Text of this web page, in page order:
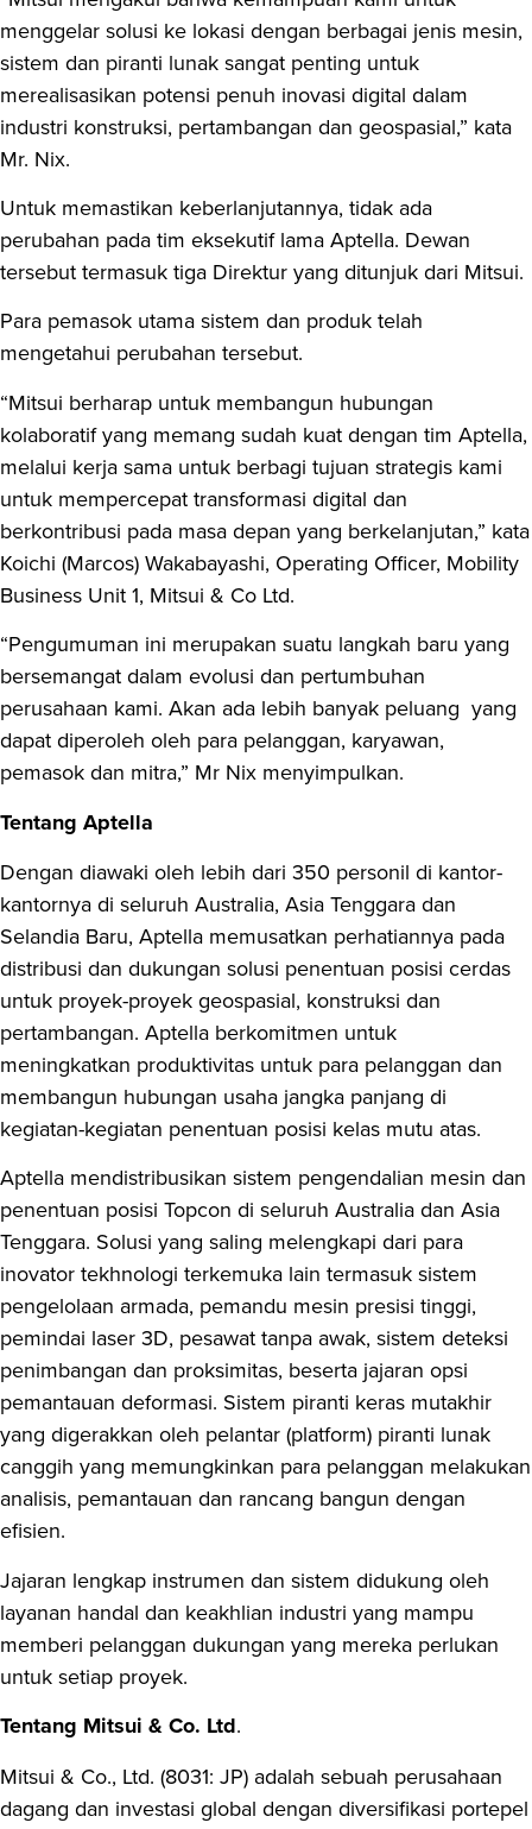
menggelar solusi ke lokasi dengan berbagai jenis mesin,
sistem dan piranti lunak sangat penting untuk
merealisasikan potensi penuh inovasi digital dalam
industri konstruksi, pertambangan dan geospasial,” kata
Mr. Nix.
Untuk memastikan keberlanjutannya, tidak ada
perubahan pada tim eksekutif lama Aptella. Dewan
tersebut termasuk tiga Direktur yang ditunjuk dari Mitsui.
Para pemasok utama sistem dan produk telah
mengetahui perubahan tersebut.
“Mitsui berharap untuk membangun hubungan
kolaboratif yang memang sudah kuat dengan tim Aptella,
melalui kerja sama untuk berbagi tujuan strategis kami
untuk mempercepat transformasi digital dan
berkontribusi pada masa depan yang berkelanjutan,” kata
Koichi (Marcos) Wakabayashi, Operating Officer, Mobility
Business Unit 1, Mitsui & Co Ltd.
“Pengumuman ini merupakan suatu langkah baru yang
bersemangat dalam evolusi dan pertumbuhan
perusahaan kami. Akan ada lebih banyak peluang yang
dapat diperoleh oleh para pelanggan, karyawan,
pemasok dan mitra,” Mr Nix menyimpulkan.
Tentang Aptella
Dengan diawaki oleh lebih dari 350 personil di kantor-
kantornya di seluruh Australia, Asia Tenggara dan
Selandia Baru, Aptella memusatkan perhatiannya pada
distribusi dan dukungan solusi penentuan posisi cerdas
untuk proyek-proyek geospasial, konstruksi dan
pertambangan. Aptella berkomitmen untuk
meningkatkan produktivitas untuk para pelanggan dan
membangun hubungan usaha jangka panjang di
kegiatan-kegiatan penentuan posisi kelas mutu atas.
Aptella mendistribusikan sistem pengendalian mesin dan
penentuan posisi Topcon di seluruh Australia dan Asia
Tenggara. Solusi yang saling melengkapi dari para
inovator tekhnologi terkemuka lain termasuk sistem
pengelolaan armada, pemandu mesin presisi tinggi,
pemindai laser 3D, pesawat tanpa awak, sistem deteksi
penimbangan dan proksimitas, beserta jajaran opsi
pemantauan deformasi. Sistem piranti keras mutakhir
yang digerakkan oleh pelantar (platform) piranti lunak
canggih yang memungkinkan para pelanggan melakukan
analisis, pemantauan dan rancang bangun dengan
efisien.
Jajaran lengkap instrumen dan sistem didukung oleh
layanan handal dan keakhlian industri yang mampu
memberi pelanggan dukungan yang mereka perlukan
untuk setiap proyek.
Tentang Mitsui & Co. Ltd.
Mitsui & Co., Ltd. (8031: JP) adalah sebuah perusahaan
dagang dan investasi global dengan diversifikasi portepel